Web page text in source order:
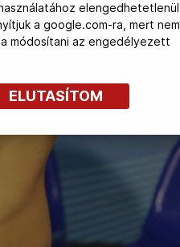
elengedhetetlenül
a google.com-ra, mert nem
módosítani az engedélyezett
ELUTASÍTOM